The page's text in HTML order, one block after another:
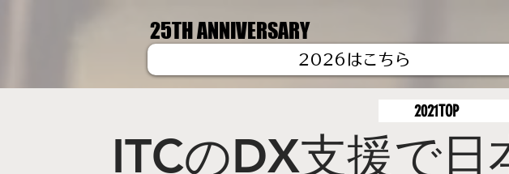
2026はこちら
25TH ANNIVERSARY
25TH ANNIVERSARY
ITCのDX支援で日
2021TOP